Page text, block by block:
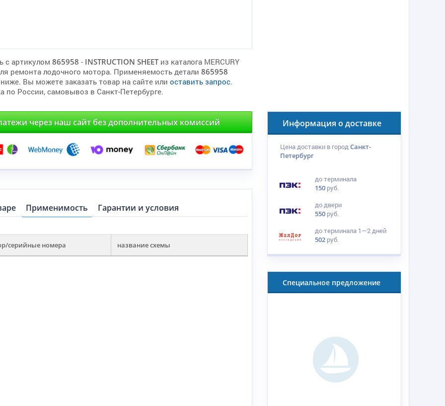
с артикулом 865958 - INSTRUCTION SHEETиз каталога MERCURY
ремонта лодочного мотора. Применяемость детали 865958
Вы можете заказать товар на сайте или оставить запрос.
по России, самовывоз в Санкт-Петербурге.
через наш сайт без дополнительных комиссий
Применимость Гарантии и условия
серийные номера название схемы
Информация о доставке
Цена доставки в городСанкт-
Петербург
до терминала
150 руб.
до двери
550 руб.
до терминала 1—2 дней
502 руб.
Специальное предложение